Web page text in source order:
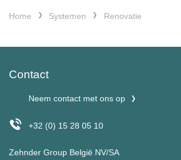
Home Systemen Renovatie
Contact
Neem contact met ons op
+32 (0) 15 28 05 10
Zehnder Group België NV/SA